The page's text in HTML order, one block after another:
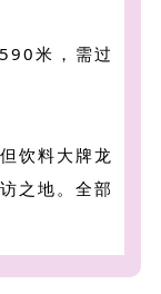
米，需过
但饮料大牌龙
之地。全部